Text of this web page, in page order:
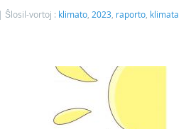
Ŝlosil-vortoj : klimato 2023 raporto klimata